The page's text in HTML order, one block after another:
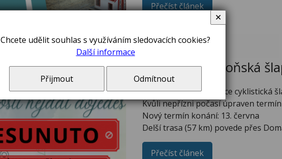
Přečíst článek
ARCHÍV - Třeboňská
Tradiční cyklistická akce cyklistická
Kvůli nepřízni počasí úpraven
Nový termín konání: 13. června
Delší trasa (57 km) povede přes
Přečíst článek
Chcete udělit souhlas s využíváním sledovacích cookies?
Další informace
Přijmout Odmítnout
✕